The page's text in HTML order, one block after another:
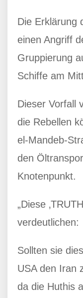
Die Erklärung
einen Angriff
Gruppierung
Schiffe am
Dieser Vorfall
die Rebellen
el-Mandeb-
den
Knotenpunkt.
„Diese
verdeutlichen:
Sollten sie
USA den Iran
da die Huthis